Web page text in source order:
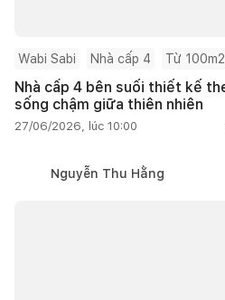
Wabi Sabi Nhà cấp 4 Từ
Nhà cấp 4 bên suối thiết kế
sống chậm giữa thiên nhiên
27/06/2026, lúc 10:00
Nguyễn Thu Hằng